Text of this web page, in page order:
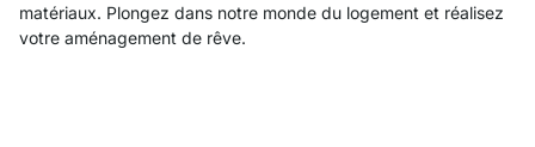
matériaux. Plongez dans notre monde du logement et réalisez
votre aménagement de rêve.